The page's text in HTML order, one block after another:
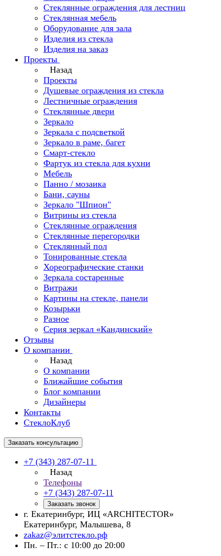
Стеклянные ограждения для лестниц
Стеклянная мебель
Оборудование для зала
Изделия из стекла
Изделия на заказ
Проекты
Назад
Проекты
Душевые ограждения из стекла
Лестничные ограждения
Стеклянные двери
Зеркало
Зеркала с подсветкой
Зеркало в раме, багет
Смарт-стекло
Фартук из стекла для кухни
Мебель
Панно / мозаика
Бани, сауны
Зеркало "Шпион"
Витрины из стекла
Стеклянные ограждения
Стеклянные перегородки
Стеклянный пол
Тонированные стекла
Хореографические станки
Зеркала состаренные
Витражи
Картины на стекле, панели
Козырьки
Разное
Серия зеркал «Кандинский»
Отзывы
О компании
Назад
О компании
Ближайшие события
Блог компании
Дизайнеры
Контакты
СтеклоКлуб
Заказать консультацию
+7 (343) 287-07-11
Назад
Телефоны
+7 (343) 287-07-11
Заказать звонок
г. Екатеринбург, ИЦ «ARCHITECTOR»
Екатеринбург, Малышева, 8
zakaz@элитстекло.рф
Пн. – Пт.: с 10:00 до 20:00